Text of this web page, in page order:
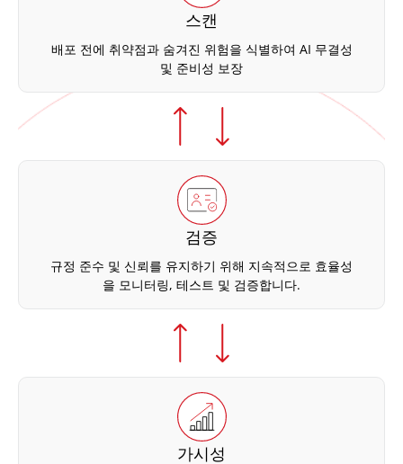
스캔
배포 전에 취약점과 숨겨진 위험을 식별하여 AI 무결성
및 준비성 보장
검증
규정 준수 및 신뢰를 유지하기 위해 지속적으로 효율성
을 모니터링, 테스트 및 검증합니다.
가시성